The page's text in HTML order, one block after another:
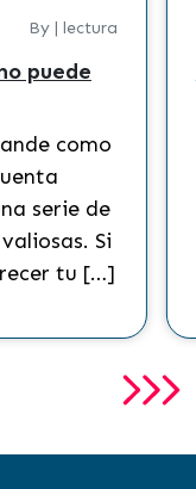
By | lectura
puede
como
serie de
Si
tu […]